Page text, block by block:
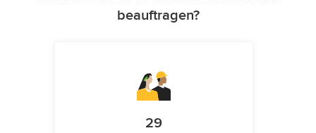
beauftragen?
29